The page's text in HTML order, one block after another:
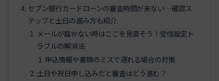
セブン銀行カードローンの審査時間が来ない…確認ス
テップと土日の進み方も紹介
メールが届かない時はここを見直そう！受信設定ト
ラブルの解消法
申込情報や書類のミスで遅れる場合の対策
土日や祝日申し込みだと審査はどう進む？